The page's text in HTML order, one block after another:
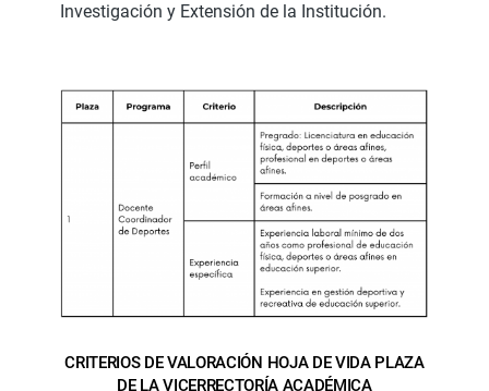
Investigación y Extensión de la Institución.
CRITERIOS DE VALORACIÓN HOJA DE VIDA PLAZA
DE LA VICERRECTORÍA ACADÉMICA